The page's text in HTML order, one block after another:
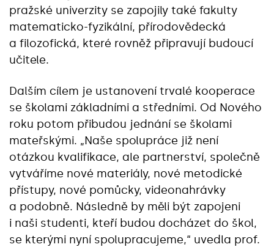
pražské univerzity se zapojily také fakulty
matematicko-fyzikální, přírodovědecká
a filozofická, které rovněž připravují budoucí
učitele.
Dalším cílem je ustanovení trvalé kooperace
se školami základními a středními. Od Nového
roku potom přibudou jednání se školami
mateřskými. „Naše spolupráce již není
otázkou kvalifikace, ale partnerství, společně
vytváříme nové materiály, nové metodické
přístupy, nové pomůcky, videonahrávky
a podobně. Následně by měli být zapojeni
i naši studenti, kteří budou docházet do škol,
se kterými nyní spolupracujeme,“ uvedla prof.